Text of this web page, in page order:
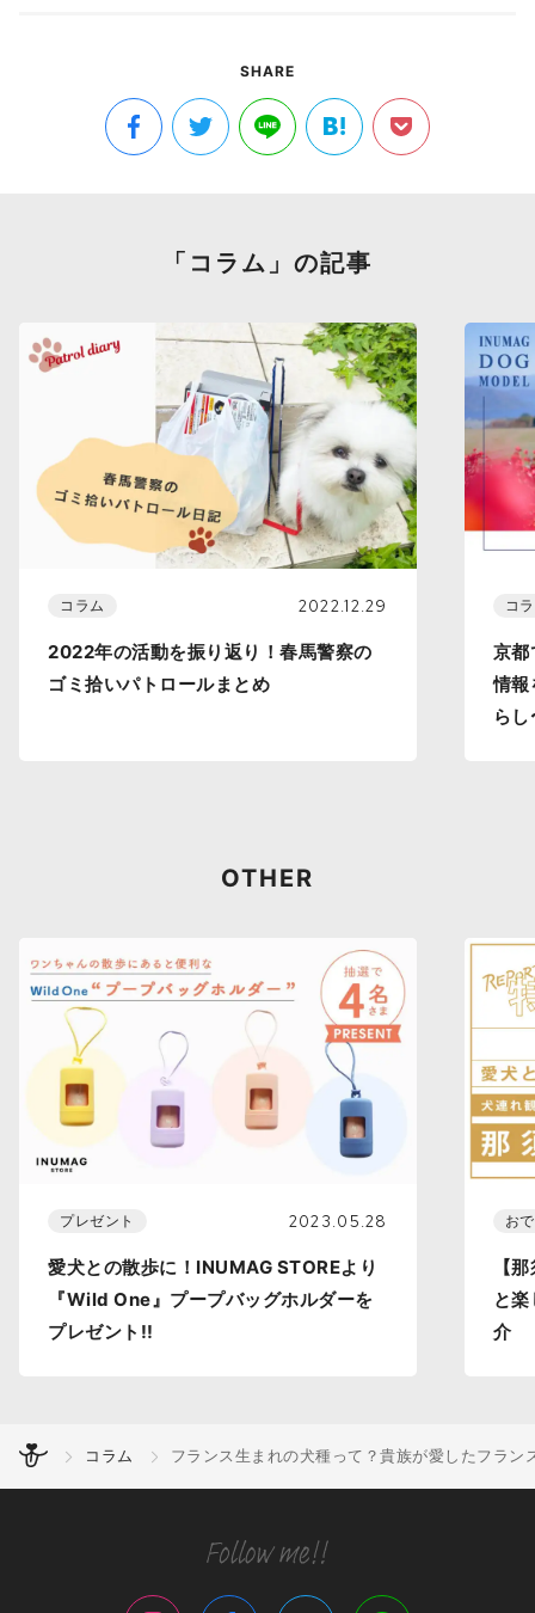
SHARE
「コラム」の記事
コラム 2022.12.29
2022年の活動を振り返り！春馬警察の
ゴミ拾いパトロールまとめ
コ
京都
情報
らし
OTHER
プレゼント 2023.05.28
愛犬との散歩に！INUMAG STOREより
『Wild One』プープバッグホルダーを
プレゼント!!
お
【
と
介
コラム フランス生まれの犬種って？貴族が愛したフラ